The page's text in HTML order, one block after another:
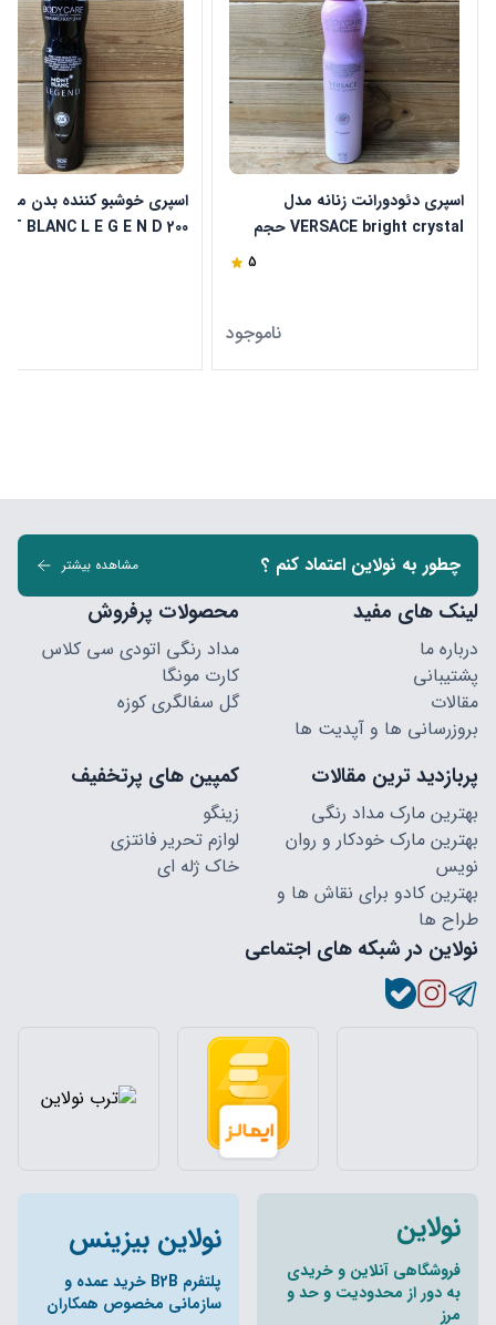
اسپری دئودورانت زنانه مدل
VERSACE bright crystal حجم
5
ناموجود
اسپری خوشبو کننده بدن
MONT BLANC L E G E N D 200
چطور به نولاین اعتماد کنم ؟ مشاهده بیشتر
لینک های مفید
درباره ما
پشتیبانی
مقالات
بروزرسانی ها و آپدیت ها
محصولات پرفروش
مداد رنگی اتودی سی کلاس
کارت مونگا
گل سفالگری کوزه
پربازدید ترین مقالات
بهترین مارک مداد رنگی
بهترین مارک خودکار و روان
نویس
بهترین کادو برای نقاش ها و
طراح ها
کمپین های پرتخفیف
زینگو
لوازم تحریر فانتزی
خاک ژله ای
نولاین در شبکه های اجتماعی
نولاین
فروشگاهی آنلاین و خریدی
به دور از محدودیت و حد و
مرز
نولاین بیزینس
پلتفرم B2B خرید عمده و
سازمانی مخصوص همکاران